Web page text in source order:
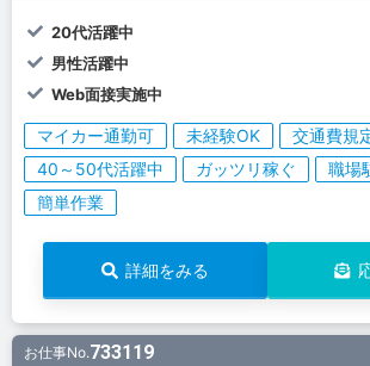
20代活躍中
男性活躍中
Web面接実施中
マイカー通勤可 未経験OK
交通費規
40～50代活躍中
ガッツリ稼ぐ
職場
簡単作業
詳細をみる
お仕事No.733119